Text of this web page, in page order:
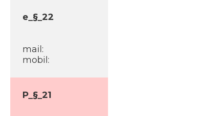
e_§_22
mail:
mobil:
P_§_21